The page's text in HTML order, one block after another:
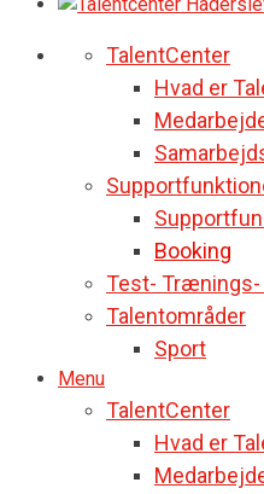
TalentCenter
Hvad er
Booking
Test-
Talentområder
Sport
Menu
TalentCenter
Hvad er